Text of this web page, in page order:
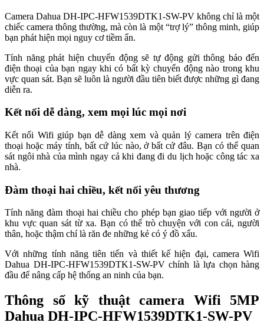
Camera Dahua DH-IPC-HFW1539DTK1-SW-PV không chỉ là một
chiếc camera thông thường, mà còn là một “trợ lý” thông minh, giúp
bạn phát hiện mọi nguy cơ tiềm ẩn.
Tính năng phát hiện chuyển động sẽ tự động gửi thông báo đến
điện thoại của bạn ngay khi có bất kỳ chuyển động nào trong khu
vực quan sát. Bạn sẽ luôn là người đầu tiên biết được những gì đang
diễn ra.
Kết nối dễ dàng, xem mọi lúc mọi nơi
Kết nối Wifi giúp bạn dễ dàng xem và quản lý camera trên điện
thoại hoặc máy tính, bất cứ lúc nào, ở bất cứ đâu. Bạn có thể quan
sát ngôi nhà của mình ngay cả khi đang đi du lịch hoặc công tác xa
nhà.
Đàm thoại hai chiều, kết nối yêu thương
Tính năng đàm thoại hai chiều cho phép bạn giao tiếp với người ở
khu vực quan sát từ xa. Bạn có thể trò chuyện với con cái, người
thân, hoặc thậm chí là răn đe những kẻ có ý đồ xấu.
Với những tính năng tiên tiến và thiết kế hiện đại, camera Wifi
Dahua DH-IPC-HFW1539DTK1-SW-PV chính là lựa chọn hàng
đầu để nâng cấp hệ thống an ninh của bạn.
Thông số kỹ thuật camera Wifi 5MP
Dahua DH-IPC-HFW1539DTK1-SW-PV